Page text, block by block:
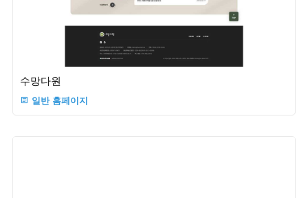
수망다원
일반 홈페이지